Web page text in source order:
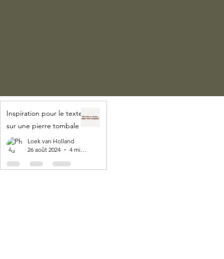
Inspiration pour le texte
sur une pierre tombale
Loek van Holland
26 août 2024
4 min de lecture